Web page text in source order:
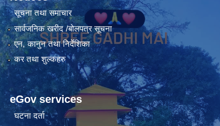
सूचना तथा समाचार
सार्वजनिक खरीद /बोलपत्र सूचना
एन, कानुन तथा निर्देशिका
कर तथा शुल्कहरु
eGov services
घटना दर्ता